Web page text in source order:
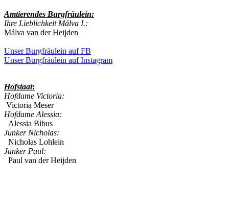
Amtierendes Burgfräulein:
Ihre Lieblichkeit Málva I.:
Málva van der Heijden
Unser Burgfräulein auf FB
Unser Burgfräulein auf Instagram
Hofstaat:
Hofdame Victoria:
Victoria Meser
Hofdame Alessia:
Alessia Bibus
Junker Nicholas:
Nicholas Lohlein
Junker Paul:
Paul van der Heijden